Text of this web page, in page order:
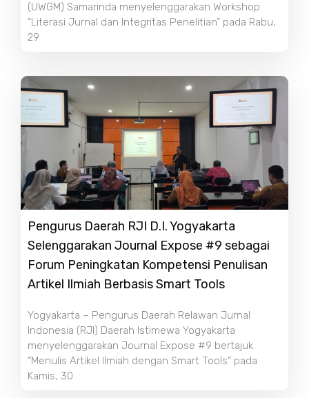
(UWGM) Samarinda menyelenggarakan Workshop
“Literasi Jurnal dan Integritas Penelitian” pada Rabu,
29
Pengurus Daerah RJI D.I. Yogyakarta
Selenggarakan Journal Expose #9 sebagai
Forum Peningkatan Kompetensi Penulisan
Artikel Ilmiah Berbasis Smart Tools
Yogyakarta – Pengurus Daerah Relawan Jurnal
Indonesia (RJI) Daerah Istimewa Yogyakarta
menyelenggarakan Journal Expose #9 bertajuk
“Menulis Artikel Ilmiah dengan Smart Tools” pada
Kamis, 30